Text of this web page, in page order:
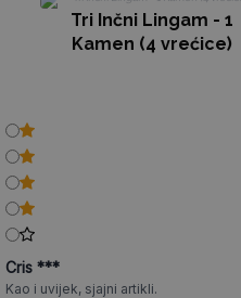
Tri Inčni Lingam - 1
Kamen (4 vrećice)
Cris ***
Kao i uvijek, sjajni artikli.